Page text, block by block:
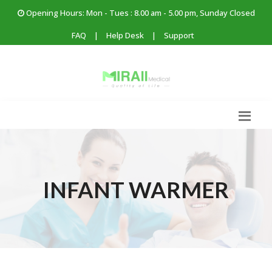
Opening Hours: Mon - Tues : 8.00 am - 5.00 pm, Sunday Closed
FAQ | Help Desk | Support
INFANT WARMER